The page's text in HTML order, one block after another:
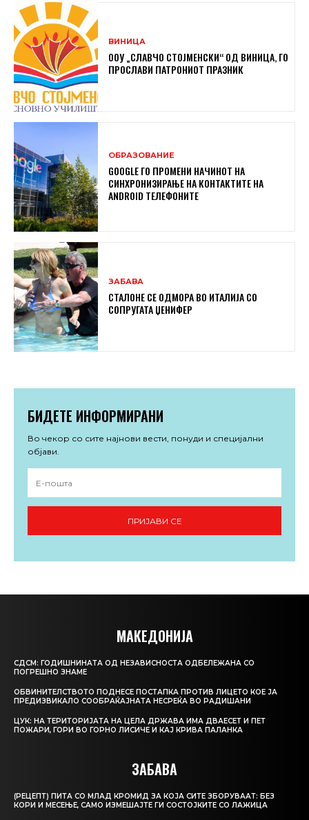
ВИНИЦА
ООУ „СЛАВЧО СТОЈМЕНСКИ“ ОД ВИНИЦА, ГО
ПРОСЛАВИ ПАТРОНИОТ ПРАЗНИК
ОБРАЗОВАНИЕ
GOOGLE ГО ПРОМЕНИ НАЧИНОТ НА
СИНХРОНИЗИРАЊЕ НА КОНТАКТИТЕ НА
ANDROID ТЕЛЕФОНИТЕ
ЗАБАВА
СТАЛОНЕ СЕ ОДМОРА ВО ИТАЛИЈА СО
СОПРУГАТА ЏЕНИФЕР
БИДЕТЕ ИНФОРМИРАНИ
Во чекор со сите најнови вести, понуди и специјални
објави.
ПРИЈАВИ СЕ
МАКЕДОНИЈА
СДСМ: ГОДИШНИНАТА ОД НЕЗАВИСНОСТА ОДБЕЛЕЖАНА СО
ПОГРЕШНО ЗНАМЕ
ОБВИНИТЕЛСТВОТО ПОДНЕСЕ ПОСТАПКА ПРОТИВ ЛИЦЕТО КОЕ ЈА
ПРЕДИЗВИКАЛО СООБРАЌАЈНАТА НЕСРЕЌА ВО РАДИШАНИ
ЦУК: НА ТЕРИТОРИЈАТА НА ЦЕЛА ДРЖАВА ИМА ДВАЕСЕТ И ПЕТ
ПОЖАРИ, ГОРИ ВО ГОРНО ЛИСИЧЕ И КАЈ КРИВА ПАЛАНКА
ЗАБАВА
(РЕЦЕПТ) ПИТА СО МЛАД КРОМИД ЗА КОЈА СИТЕ ЗБОРУВААТ: БЕЗ
КОРИ И МЕСЕЊЕ, САМО ИЗМЕШАЈТЕ ГИ СОСТОЈКИТЕ СО ЛАЖИЦА